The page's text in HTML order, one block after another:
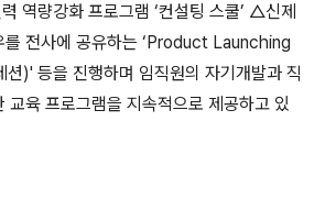
역량강화 프로그램 ‘컨설팅 스쿨’ △신제
전사에 공유하는 ‘Product Launching
션)' 등을 진행하며 임직원의 자기개발과 직
교육 프로그램을 지속적으로 제공하고 있